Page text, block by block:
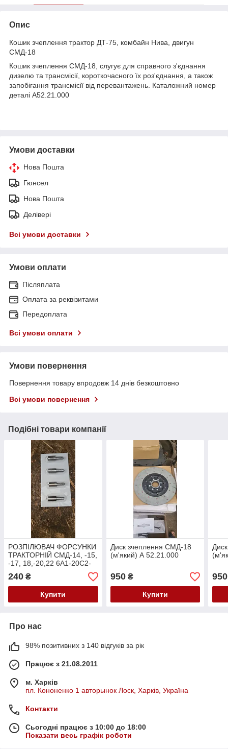
Опис
Кошик зчеплення трактор ДТ-75, комбайн Нива, двигун
СМД-18
Кошик зчеплення СМД-18, слугує для справного з'єднання
дизелю та трансмісії, короткочасного їх роз'єднання, а також
запобігання трансмісії від перевантажень. Каталожний номер
деталі А52.21.000
Умови доставки
Нова Пошта
Гюнсел
Нова Пошта
Делівері
Всі умови доставки
Умови оплати
Післяплата
Оплата за реквізитами
Передоплата
Всі умови оплати
Умови повернення
Повернення товару впродовж 14 днів безкоштовно
Всі умови повернення
Подібні товари компанії
РОЗПІЛЮВАЧ ФОРСУНКИ
ТРАКТОРНІЙ СМД-14, -15,
-17, 18,-20,22 6А1-20С2-
70.02 АЗПІ
240 ₴
Купити
Диск зчеплення СМД-18
(м'який) А 52.21.000
950₴
Купити
950
Про нас
98% позитивних з 140 відгуків за рік
Працює з 21.08.2011
м. Харків
пл. Кононенко 1 авторынок Лоск, Харків, Україна
Контакти
Сьогодні працює з 10:00 до 18:00
Показати весь графік роботи